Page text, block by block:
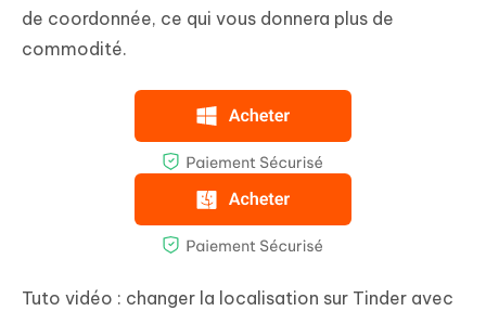
de coordonnée, ce qui vous donnera plus de
commodité.
Tuto vidéo : changer la localisation sur Tinder avec